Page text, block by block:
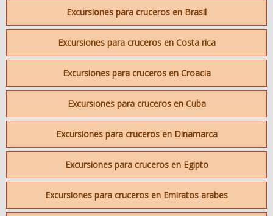
Excursiones para cruceros en Brasil
Excursiones para cruceros en Costa rica
Excursiones para cruceros en Croacia
Excursiones para cruceros en Cuba
Excursiones para cruceros en Dinamarca
Excursiones para cruceros en Egipto
Excursiones para cruceros en Emiratos arabes